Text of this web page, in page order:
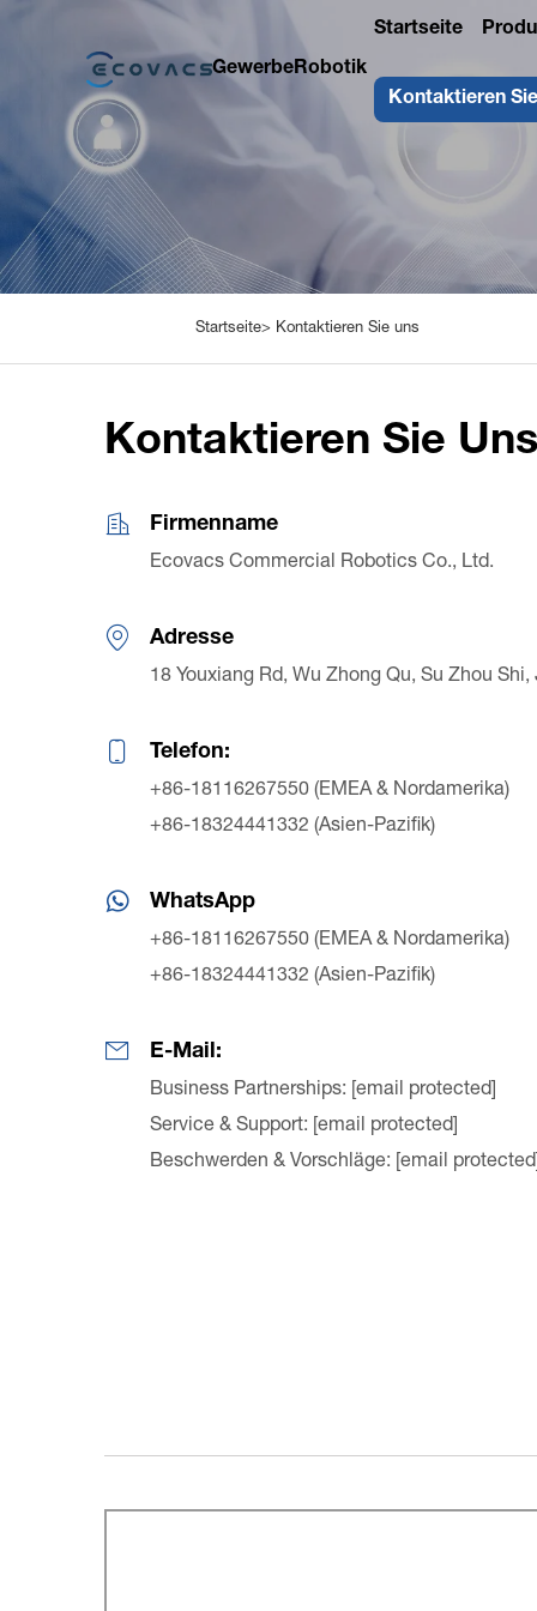
GewerbeRobotik
Startseite
Kontaktieren
Startseite> Kontaktieren Sie uns
Kontaktieren Sie Uns
Firmenname
Ecovacs Commercial Robotics Co., Ltd.
Adresse
18 Youxiang Rd, Wu Zhong Qu, Su Zhou
Telefon:
+86-18116267550 (EMEA & Nordamerika)
+86-18324441332 (Asien-Pazifik)
WhatsApp
+86-18116267550 (EMEA & Nordamerika)
+86-18324441332 (Asien-Pazifik)
E-Mail:
Business Partnerships: [email protected]
Service & Support: [email protected]
Beschwerden & Vorschläge: [email